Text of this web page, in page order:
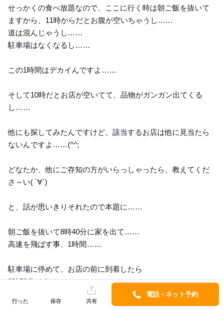
せっかくの食べ放題なので、ここに行く時は朝ご飯を抜いて
ますから、11時からだとお腹が空いちゃうし……
道は混んじゃうし……
駐車場はなくなるし……
この1時間はデカイんですよ……
そして10時だとお店が空いてて、品物がガンガン出てくる
し……
他にも探してみたんですけど、該当するお店は他に見当たら
ないんですよ……(^^;
どなたか、他にご存知の方がいらっしゃったら、教えてくだ
さ～い( ´∀`)
と、話が思いきりそれたので本題に……
朝ご飯を抜いて8時40分に家を出て……
高速を飛ばす事、1時間……
駐車場に停めて、お店の前に到着したら
9時50分です……
お腹が空いてるせいもあって、めちゃくちゃ寒いわ～((+_+))
行った 保存 共有
電話・ネット予約